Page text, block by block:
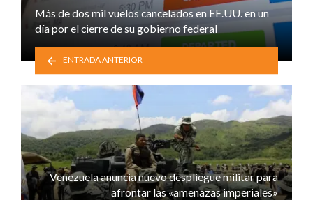
Más de dos mil vuelos cancelados en EE.UU. en un
día por el cierre de su gobierno federal
ENTRADA ANTERIOR
Venezuela anuncia nuevo despliegue militar para
afrontar las «amenazas imperiales»